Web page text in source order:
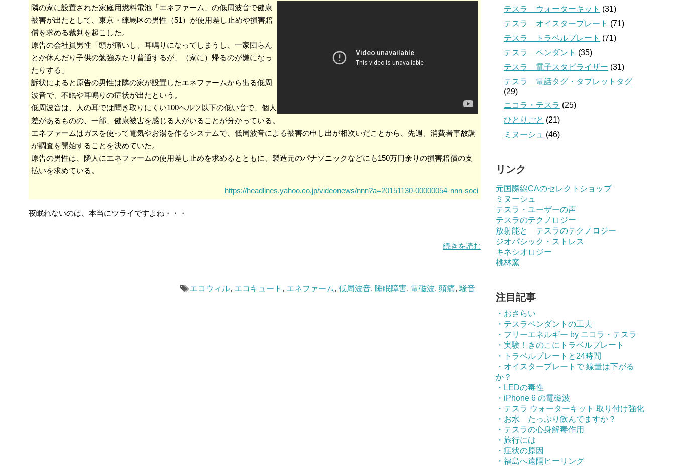
隣の家に設置された家庭用燃料電池「エネファーム」の低周波音で健康
被害が出たとして、東京・練馬区の男性（51）が使用差し止めや損害賠
償を求める裁判を起こした。
原告の会社員男性「頭が痛いし、耳鳴りになってしまうし、一家団らん
とか休んだり子供の勉強みたり普通するが、（家に）帰るのが嫌になっ
たりする」
訴状によると原告の男性は隣の家が設置したエネファームから出る低周
波音で、不眠や耳鳴りの症状が出たという。
低周波音は、人の耳では聞き取りにくい100ヘルツ以下の低い音で、個人
差があるものの、一部、健康被害を感じる人がいることが分かっている。
エネファームはガスを使って電気やお湯を作るシステムで、低周波音による被害の申し出が相次いだことから、先週、消費者事故調
が調査を開始することを決めていた。
原告の男性は、隣人にエネファームの使用差し止めを求めるとともに、製造元のパナソニックなどにも150万円余りの損害賠償の支
払いを求めている。
https://headlines.yahoo.co.jp/videonews/nnn?a=20151130-00000054-nnn-soci
夜眠れないのは、本当にツライですよね・・・
続きを読む
エコウィル, エコキュート , エネファーム, 低周波音, 睡眠障害, 電磁波, 頭痛,騒音
テスラ ウォーターキット (31)
テスラ オイスタープレート (71)
テスラ トラベルプレート (71)
テスラ ペンダント (35)
テスラ 電子スタビライザー (31)
テスラ 電話タグ・タブレットタグ
(29)
ニコラ・テスラ (25)
ひとりごと (21)
ミヌーシュ (46)
リンク
元国際線CAのセレクトショップ
ミヌーシュ
テスラ・ユーザーの声
テスラのテクノロジー
放射能と テスラのテクノロジー
ジオパシック・ストレス
キネシオロジー
桃林窯
注目記事
・おさらい
・テスラペンダントの工夫
・フリーエネルギー by ニコラ・テスラ
・実験！きのこにトラベルプレート
・トラベルプレートと24時間
・オイスタープレートで 線量は下がる
か？
・LEDの毒性
・iPhone 6 の電磁波
・テスラ ウォーターキット 取り付け強化
・お水 たっぷり飲んでますか？
・テスラの心身解毒作用
・旅行には
・症状の原因
・福島へ遠隔ヒーリング